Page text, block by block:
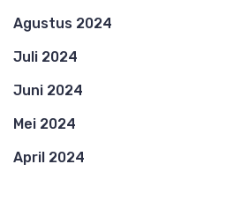
Agustus 2024
Juli 2024
Juni 2024
Mei 2024
April 2024